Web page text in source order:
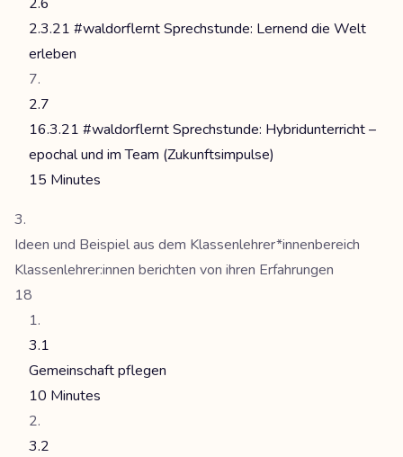
2.3.21 #waldorflernt Sprechstunde: Lernend die Welt
erleben
2.7
16.3.21 #waldorflernt Sprechstunde: Hybridunterricht –
epochal und im Team (Zukunftsimpulse)
15 Minutes
Ideen und Beispiel aus dem Klassenlehrer*innenbereich
Klassenlehrer:innen berichten von ihren Erfahrungen
18
3.1
Gemeinschaft pflegen
10 Minutes
3.2